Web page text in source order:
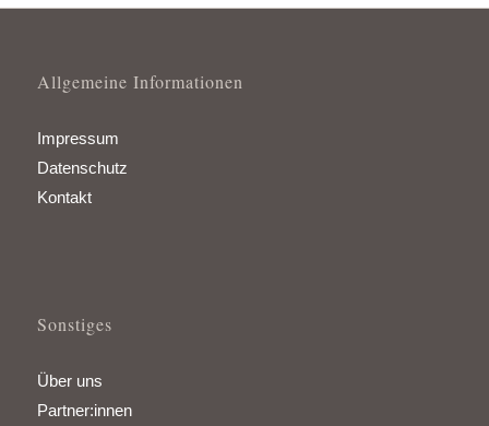
Allgemeine Informationen
Impressum
Datenschutz
Kontakt
Sonstiges
Über uns
Partner:innen